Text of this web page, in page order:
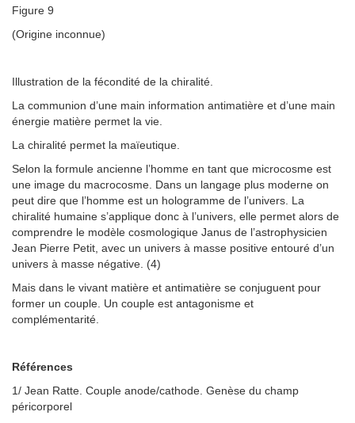
Figure 9
(Origine inconnue)
Illustration de la fécondité de la chiralité.
La communion d’une main information antimatière et d’une main
énergie matière permet la vie.
La chiralité permet la maïeutique.
Selon la formule ancienne l’homme en tant que microcosme est
une image du macrocosme. Dans un langage plus moderne on
peut dire que l’homme est un hologramme de l’univers. La
chiralité humaine s’applique donc à l’univers, elle permet alors de
comprendre le modèle cosmologique Janus de l’astrophysicien
Jean Pierre Petit, avec un univers à masse positive entouré d’un
univers à masse négative. (4)
Mais dans le vivant matière et antimatière se conjuguent pour
former un couple. Un couple est antagonisme et
complémentarité.
Références
1/ Jean Ratte. Couple anode/cathode. Genèse du champ
péricorporel